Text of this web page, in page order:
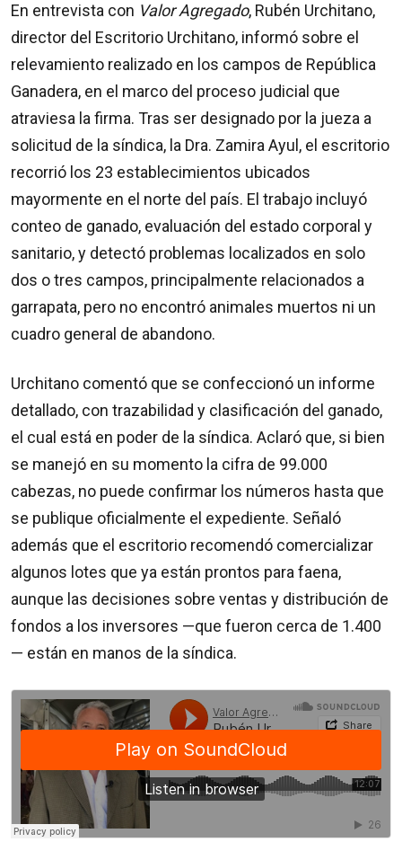
En entrevista con Valor Agregado, Rubén Urchitano,
director del Escritorio Urchitano, informó sobre el
relevamiento realizado en los campos de República
Ganadera, en el marco del proceso judicial que
atraviesa la firma. Tras ser designado por la jueza a
solicitud de la síndica, la Dra. Zamira Ayul, el escritorio
recorrió los 23 establecimientos ubicados
mayormente en el norte del país. El trabajo incluyó
conteo de ganado, evaluación del estado corporal y
sanitario, y detectó problemas localizados en solo
dos o tres campos, principalmente relacionados a
garrapata, pero no encontró animales muertos ni un
cuadro general de abandono.
Urchitano comentó que se confeccionó un informe
detallado, con trazabilidad y clasificación del ganado,
el cual está en poder de la síndica. Aclaró que, si bien
se manejó en su momento la cifra de 99.000
cabezas, no puede confirmar los números hasta que
se publique oficialmente el expediente. Señaló
además que el escritorio recomendó comercializar
algunos lotes que ya están prontos para faena,
aunque las decisiones sobre ventas y distribución de
fondos a los inversores —que fueron cerca de 1.400
— están en manos de la síndica.